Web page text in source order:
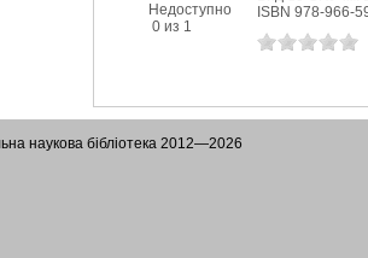
Недоступно
0 из 1
ISBN 978-966-
наукова бібліотека 2012—2026